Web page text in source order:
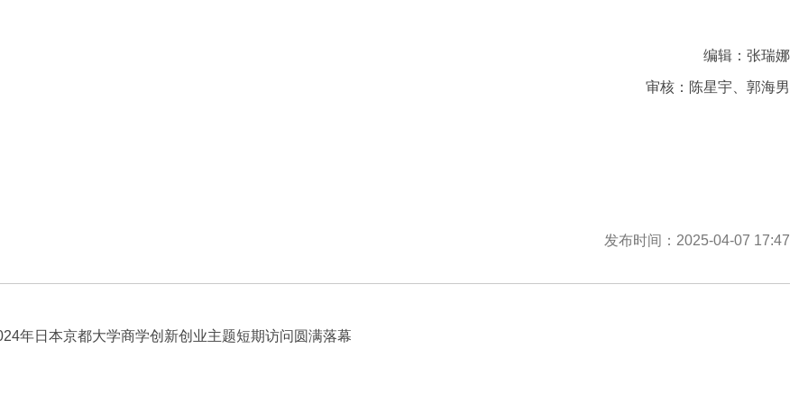
编辑：张瑞娜
审核：陈星宇、郭海男
发布时间：2025-04-07 17:47
年日本京都大学商学创新创业主题短期访问圆满落幕